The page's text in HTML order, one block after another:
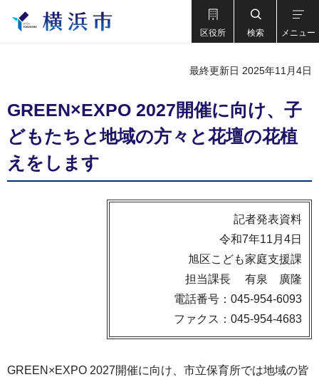
区役所 検索 メニュー
最終更新日 2025年11月4日
GREEN×EXPO 2027開催に向け、子
どもたちと地域の方々と花壇の花植
えをします
記者発表資料
令和7年11月4日
旭区こども家庭支援課
担当課長 有泉 廣隆
電話番号：045-954-6093
ファクス：045-954-4683
GREEN×EXPO 2027開催に向け、市立保育所では地域の皆